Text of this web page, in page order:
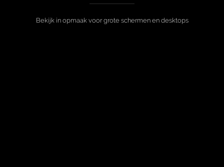
Bekijk in opmaak voor grote schermen en desktops